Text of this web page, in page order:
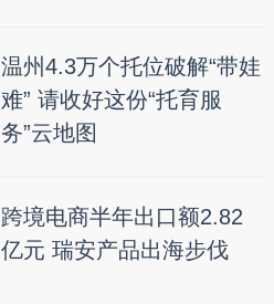
温州4.3万个托位破解“带娃
难” 请收好这份“托育服
务”云地图
跨境电商半年出口额2.82
亿元 瑞安产品出海步伐